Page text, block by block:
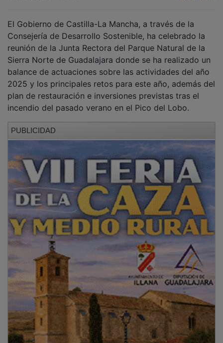
Consejería de Desarrollo Sostenible, ha celebrado la
reunión de la Junta Rectora del Parque Natural de la
Sierra Norte de Guadalajara donde se ha realizado un
balance de actuaciones sobre las actividades del año
2025 y los principales retos para este año, además del
plan de restauración e inversiones previstas tras el
incendio del pasado verano en el Pico del Lobo.